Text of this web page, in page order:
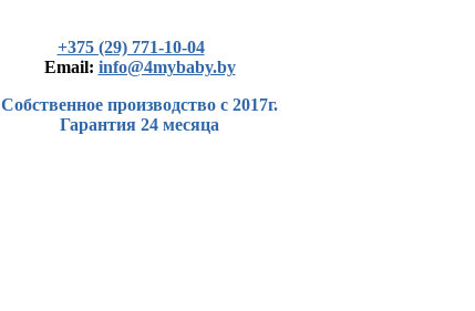
+375 (29) 771-10-04
Еmail: info@4mybaby.by
Собственное производство с 2017г.
Гарантия 24 месяца